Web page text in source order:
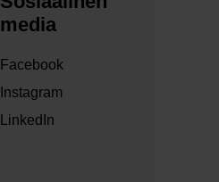
media
Facebook
Instagram
LinkedIn